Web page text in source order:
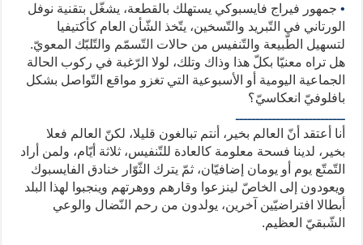
• جمهور فيراج فايسبوكي يستهلك بالقطعة، يشغّل بتقنية نوفل
الورتاني في التّبريد والتّسخين، يتّخذ الشّأن العام كأكتيفيا
لتسهيل الطّبيعة والتّنفيس من حالات التّسمّم والتّلبّك المعويّ.
هل تراه معنيّا بكلّ هذا وذاك وتلك، لولا الرّغبة في ركوب الحالة
الجماعية اليومية أو الأسبوعية التي تغزو مواقع التّواصل بشكل
بافلوفيّ انعكاسيّ؟
ـــــــــــــــــــــــــــ
أنا أعتقد أنّ العالم بخير، أنتم تبالغون قليلا، لكنّ العالم فعلا
بخير، لدينا فسحة معلومة كالعادة للتّنفيس، ثلاثة أيّام، ولمن أراد
التّمتّع يوم أو يومان إضافيّان، ثمّ يترك الثّوّار خنادق الفايسبوك
ويعودون إلى الخاصّ لينزعوا وقارهم ووهرتهم وينجبوا لهذا البلد
أبطالا افتراضيّين آخرين، يولدون من رحم النّضال والوعي
الشّبقيّ العظيم.